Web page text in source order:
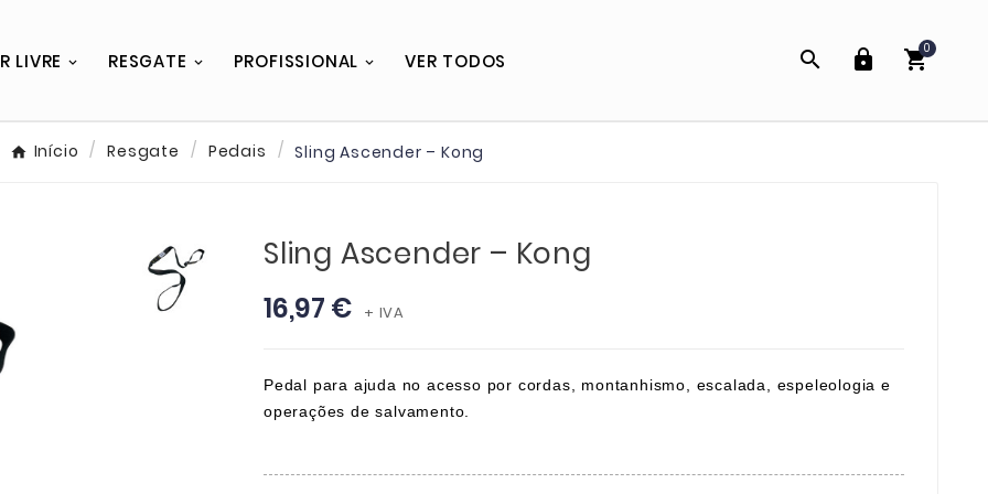
LIVRE RESGATE PROFISSIONAL VER TODOS   
0
Início Resgate Pedais Sling Ascender – Kong
Sling Ascender – Kong
16,97 € + IVA
Pedal para ajuda no acesso por cordas, montanhismo, escalada, espeleologia e
operações de salvamento.